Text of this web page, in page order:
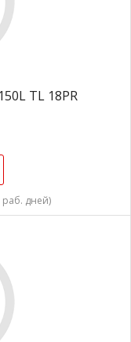
TL 18PR
раб. дней)